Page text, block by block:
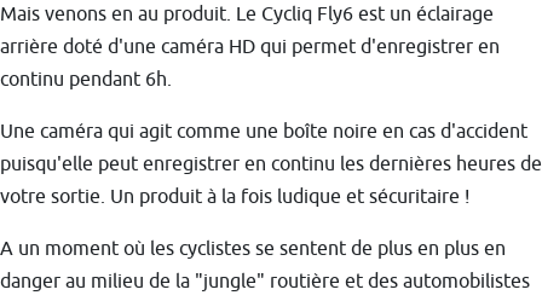
Mais venons en au produit. Le Cycliq Fly6 est un éclairage
arrière doté d'une caméra HD qui permet d'enregistrer en
continu pendant 6h.
Une caméra qui agit comme une boîte noire en cas d'accident
puisqu'elle peut enregistrer en continu les dernières heures de
votre sortie. Un produit à la fois ludique et sécuritaire !
A un moment où les cyclistes se sentent de plus en plus en
danger au milieu de la "jungle" routière et des automobilistes